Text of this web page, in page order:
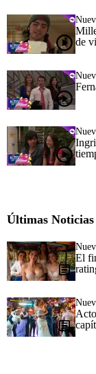
de
Últimas Noticias
El